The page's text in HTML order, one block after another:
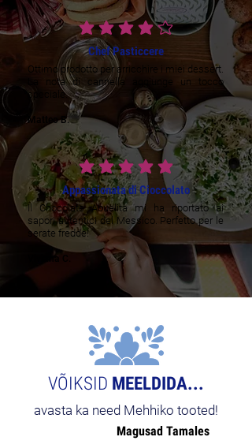
average rating is 4 out of 5
Chef Pasticcere
Ottimo prodotto per arricchire i miei dessert.
La nota di cannella aggiunge un tocco
speciale.
Matteo B.
average rating is 5 out of 5
Appassionata di Cioccolato
Il Chocolate Abuelita mi ha riportato ai
sapori autentici del Messico. Perfetto per le
serate fredde!
Viviana C.
VÕIKSID MEELDIDA...
avasta ka need Mehhiko tooted!
Magusad Tamales